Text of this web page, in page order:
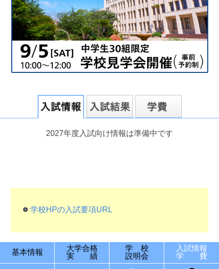
大阪信愛学院高等学校
ブックマークした学校
ブックマークした学校はありません
2027年度入試向け情報は準備中です
学校HPの入試要項URL
基本情報
大学合格
実 績
学 校
説明会
入試情報
学 費